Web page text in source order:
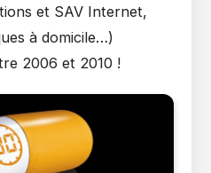
et SAV Internet,
à domicile…)
2006 et 2010 !